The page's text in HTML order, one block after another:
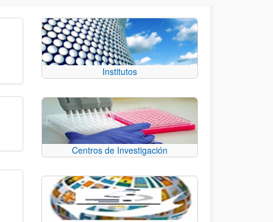
Institutos
Centros de Investigación